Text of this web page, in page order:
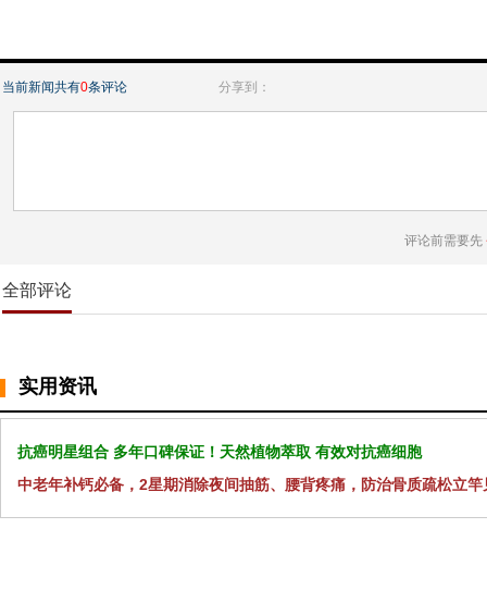
当前新闻共有0条评论 分享到：
评论前需要先
全部评论
实用资讯
抗癌明星组合 多年口碑保证！天然植物萃取 有效对抗癌细胞
中老年补钙必备，2星期消除夜间抽筋、腰背疼痛，防治骨质疏松立竿